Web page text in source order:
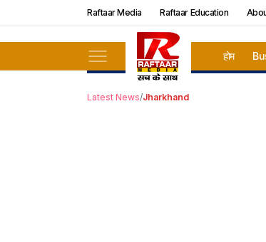
Raftaar Media Raftaar Education
होम
Latest News/Jharkhand